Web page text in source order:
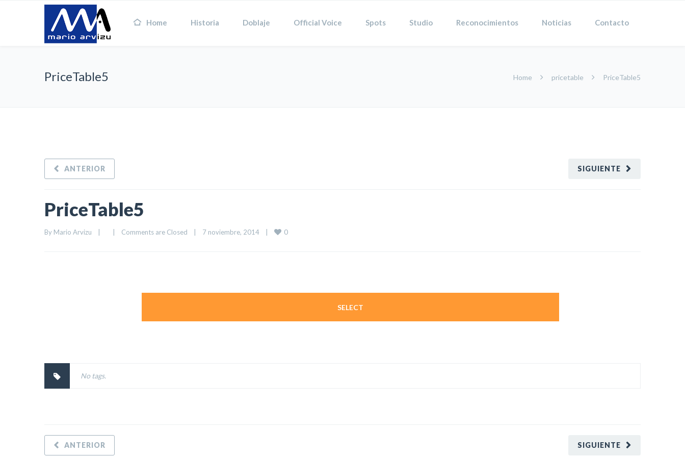
Home Historia Doblaje Official Voice Spots Studio Reconocimientos Noticias Contacto
PriceTable5 Home pricetable PriceTable5
SIGUIENTE
ANTERIOR
PriceTable5
By Mario Arvizu Comments are Closed 7 noviembre, 2014 0
SELECT
No tags.
SIGUIENTE
ANTERIOR